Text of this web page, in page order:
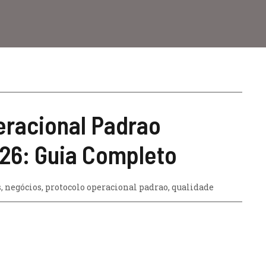
Padrao
Guia Completo
, negócios, protocolo operacional padrao, qualidade